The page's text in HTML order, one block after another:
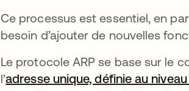
Ce processus est essentiel, en
besoin d’ajouter de nouvelles
Le protocole ARP se base sur le
l’adresse unique, définie au